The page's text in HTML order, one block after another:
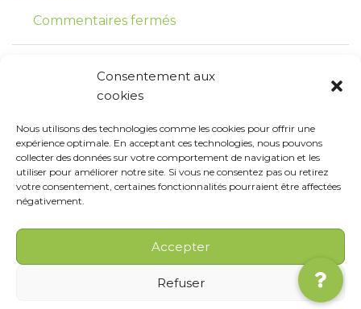
Consentement aux
cookies
Nous utilisons des technologies comme les cookies pour offrir une
expérience optimale. En acceptant ces technologies, nous pouvons
collecter des données sur votre comportement de navigation et les
utiliser pour améliorer notre site. Si vous ne consentez pas ou retirez
votre consentement, certaines fonctionnalités pourraient être affectées
négativement.
Accepter
Refuser
Commentaires ferméssur
des
la
rentrée
2023
!